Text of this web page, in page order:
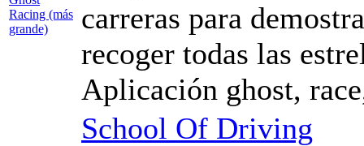
carreras para
recoger todas las
Aplicación ghost,
School Of Driving